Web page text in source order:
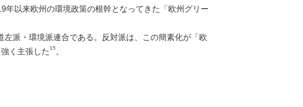
以来欧州の環境政策の根幹となってきた「欧州グリー
派・環境派連合である。反対派は、この簡素化が「欧
く主張した 15 。